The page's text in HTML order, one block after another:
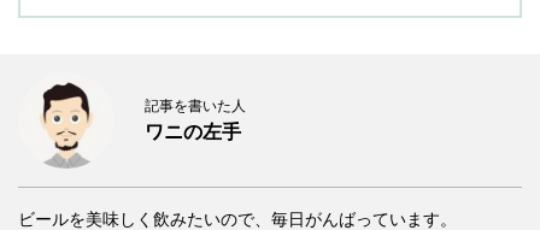
記事を書いた人
ワニの左手
ビールを美味しく飲みたいので、毎日がんばっています。